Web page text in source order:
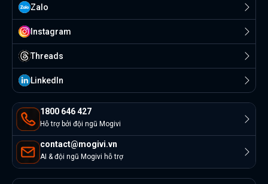
1800 646 427
Hỗ trợ bởi đội ngũ Mogivi
contact@mogivi.vn
AI & đội ngũ Mogivi hỗ trợ
Zalo
Instagram
Threads
Linkedln